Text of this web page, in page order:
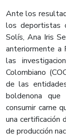
Ante los
los deportistas
Solís, Ana Iris
anteriormente a
las
Colombiano
de las
boldenona
consumir carne
una certificación
de producción